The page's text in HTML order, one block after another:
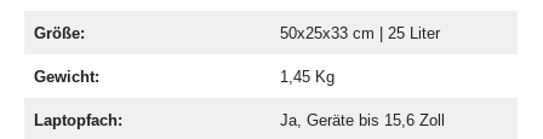
Größe: 50x25x33 cm | 25 Liter
Gewicht: 1,45 Kg
Laptopfach: Ja, Geräte bis 15,6 Zoll